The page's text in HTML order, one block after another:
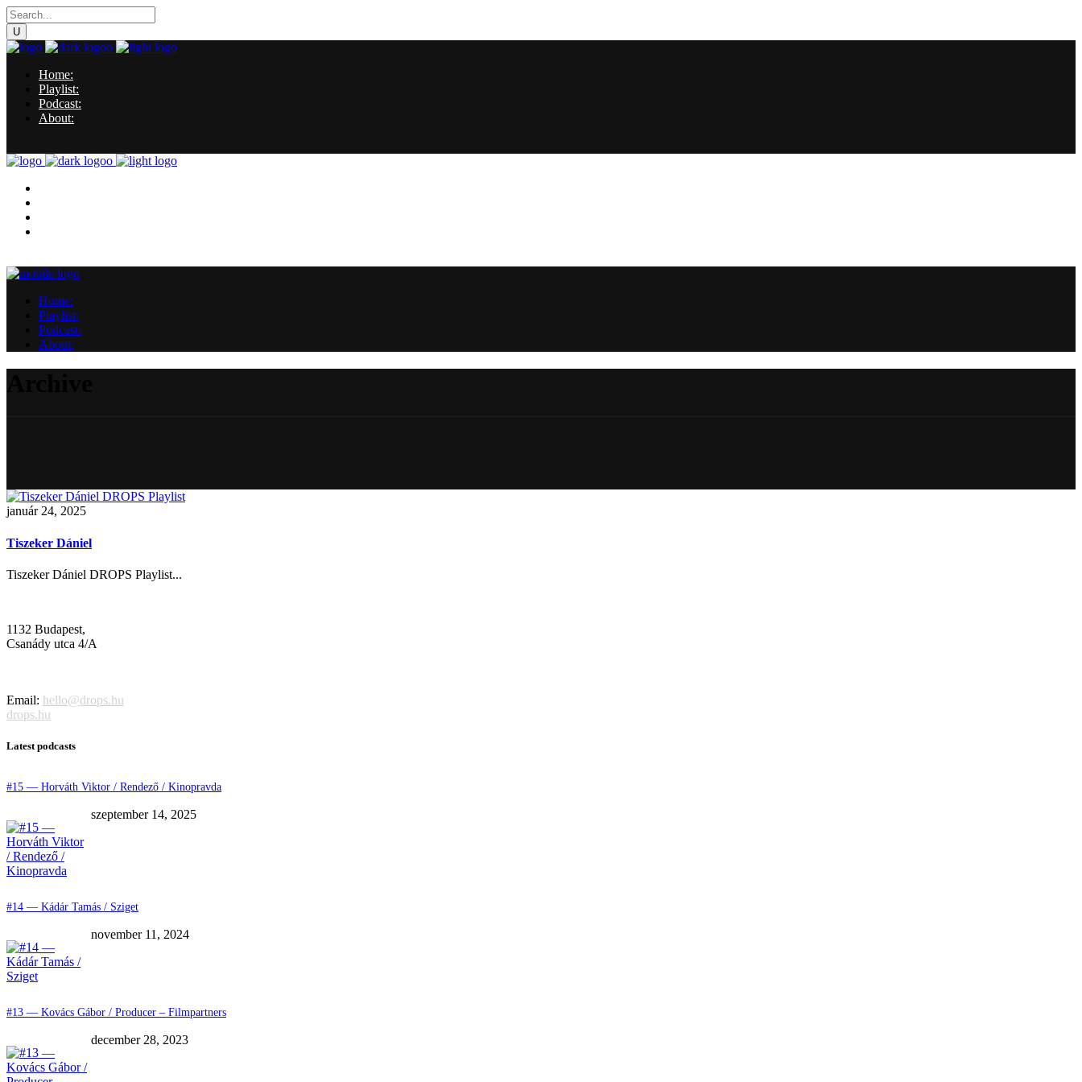
Home:
Playlist:
Podcast:
About:
Home:
Playlist:
Podcast:
About:
január 24, 2025
Tiszeker Dániel
Tiszeker Dániel DROPS Playlist...
1132 Budapest,
Csanády utca 4/A
Email: hello@drops.hu
drops.hu
Latest podcasts
#15 — Horváth Viktor / Rendező / Kinopravda
szeptember 14, 2025
#14 — Kádár Tamás / Sziget
november 11, 2024
#13 — Kovács Gábor / Producer – Filmpartners
december 28, 2023